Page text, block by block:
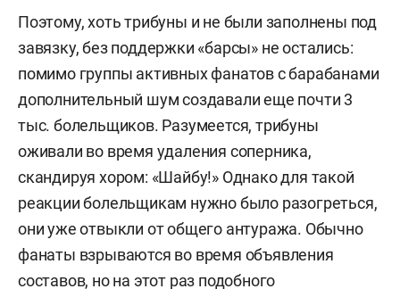
Поэтому, хоть трибуны и не были заполнены под
завязку, без поддержки «барсы» не остались:
помимо группы активных фанатов с барабанами
дополнительный шум создавали еще почти 3
тыс. болельщиков. Разумеется, трибуны
оживали во время удаления соперника,
скандируя хором: «Шайбу!» Однако для такой
реакции болельщикам нужно было разогреться,
они уже отвыкли от общего антуража. Обычно
фанаты взрываются во время объявления
составов, но на этот раз подобного